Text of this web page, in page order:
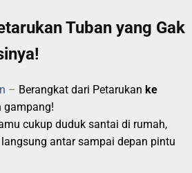
Tuban yang Gak
– Berangkat dari Petarukan ke
gampang!
cukup duduk santai di rumah,
antar sampai depan pintu